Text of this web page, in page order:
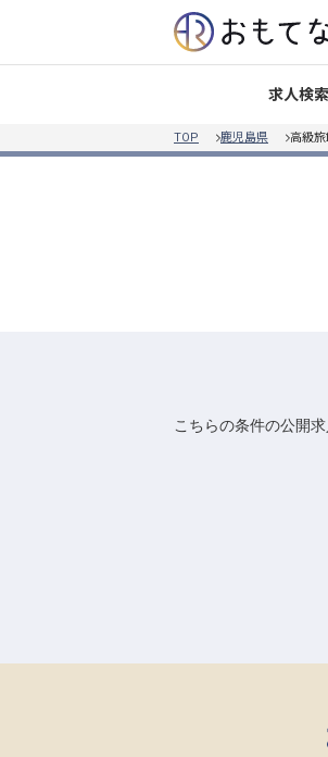
求人検索
TOP 鹿児島県 高級
こちらの条件の公開